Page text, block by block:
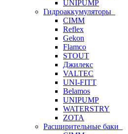
UNIPUMP
Гидроаккумуляторы
CIMM
Reflex
Gekon
Flamco
STOUT
Джилекс
VALTEC
UNI-FITT
Belamos
UNIPUMP
WATERSTRY
ZOTA
Расширительные баки